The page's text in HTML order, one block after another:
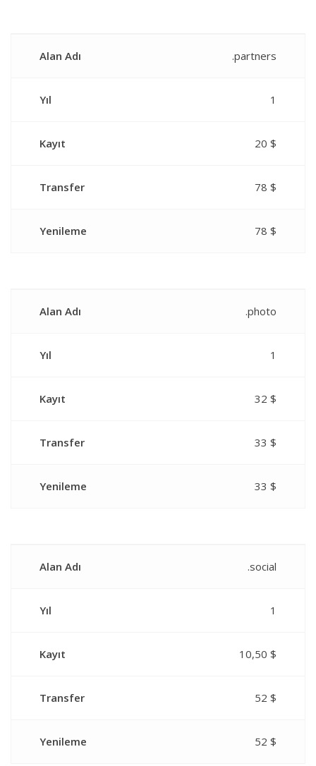
Alan Adı .partners
Yıl 1
Kayıt 20 $
Transfer 78 $
Yenileme 78 $
Alan Adı .photo
Yıl 1
Kayıt 32 $
Transfer 33 $
Yenileme 33 $
Alan Adı .social
Yıl 1
Kayıt 10,50 $
Transfer 52 $
Yenileme 52 $